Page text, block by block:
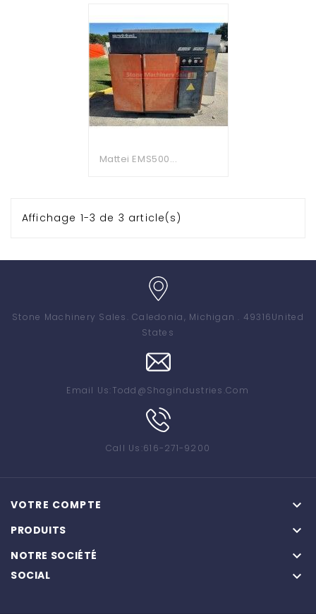
Mattei EMS500...
Affichage 1-3 de 3 article(s)
Stone Machinery Sales . Caledonia, Michigan . 49316United
States
Email Us:Todd@shagindustries.com
Call Us:616-271-9200
VOTRE COMPTE 
PRODUITS 
NOTRE SOCIÉTÉ 
SOCIAL 